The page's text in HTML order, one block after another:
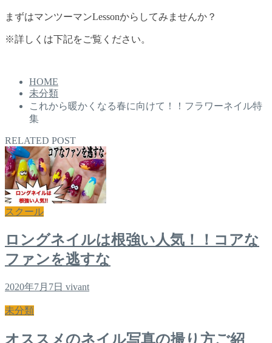
まずはマンツーマンLessonからしてみませんか？
※詳しくは下記をご覧ください。
HOME
未分類
これから暖かくなる春に向けて！！フラワーネイル特
集
RELATED POST
スクール
ロングネイルは根強い人気！！コアな
ファンを逃すな
2020年7月7日 vivant
未分類
オススメのネイル写真の撮り方ご紹